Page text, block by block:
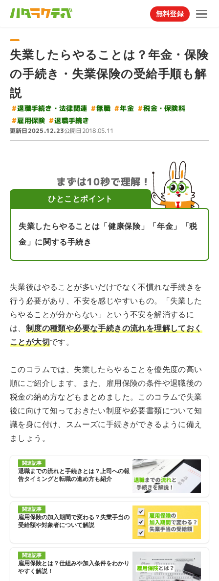
無料登録
失業したらやることは？年金・保険
の手続き・失業保険の受給手順も解
説
#退職手続き・法律関連 #無職 #年金 #税金・保険料
#雇用保険 #退職手続き
更新日2025.12.23公開日2018.05.11
まずは10秒で理解！
ひとことポイント
失業したらやることは「健康保険」「年金」「税
金」に関する手続き
失業後はやることが多いだけでなく不慣れな手続きを
行う必要があり、不安を感じやすいもの。「失業した
らやることが分からない」という不安を解消するに
は、 制度の種類や必要な手続きの流れを理解しておく
ことが大切です。
このコラムでは、失業したらやることを優先度の高い
順にご紹介します。また、雇用保険の条件や退職後の
税金の納め方などもまとめました。このコラムで失業
後に向けて知っておきたい制度や必要書類について知
識を身に付け、スムーズに手続きができるように備え
ましょう。
関連記事
退職までの流れと手続きとは？上司への報
告タイミングと転職の進め方も紹介
関連記事
雇用保険の加入期間で変わる？失業手当の
受給額や対象者について解説
関連記事
雇用保険とは？仕組みや加入条件をわかり
やすく解説！